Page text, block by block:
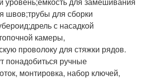
швов;трубы для сборки
с насадкой
камеры,
проволоку для стяжки рядов.
понадобиться ручные
монтировка, набор ключей,